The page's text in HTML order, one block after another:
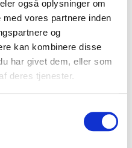
også oplysninger om
vores partnere inden
og
kan kombinere disse
har givet dem, eller som
deres tjenester.
forårsløg
til mindre stykker, og
Cherrytomaterne skæres i
Jordbærrene
salaten. Smuldr noget